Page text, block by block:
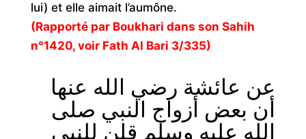
lui) et elle aimait l’aumône.
(Rapporté par Boukhari dans son Sahih
n°1420, voir Fath Al Bari 3/335)
عن عائشة رضي الله عنها
أن بعض أزواج النبي صلى
الله عليه وسلم قلن للنبي